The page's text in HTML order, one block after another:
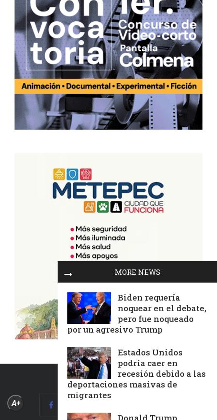
MORE NEWS
Biden requería
noquear en el debate,
pero fue noqueado
por un agresivo Trump
Estados Unidos
podría caer en
recesión debido a las
deportaciones masivas de
migrantes
A+